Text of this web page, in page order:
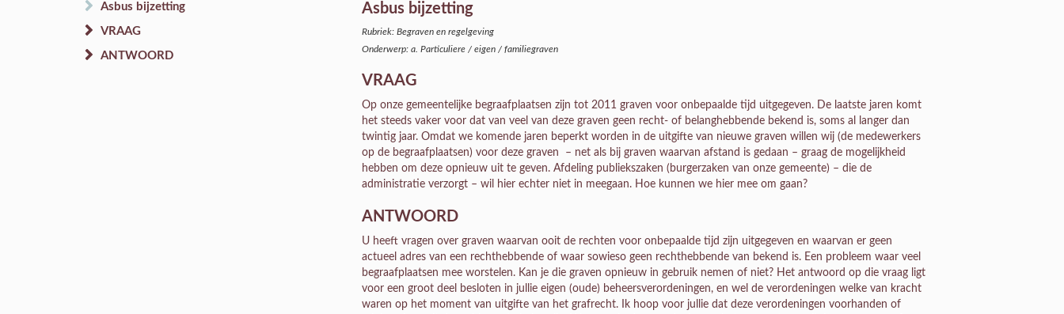
Asbus bijzetting
VRAAG
ANTWOORD
Asbus bijzetting
Rubriek: Begraven en regelgeving
Onderwerp: a. Particuliere / eigen / familiegraven
VRAAG
Op onze gemeentelijke begraafplaatsen zijn tot 2011 graven voor onbepaalde tijd uitgegeven. De laatste jaren komt
het steeds vaker voor dat van veel van deze graven geen recht- of belanghebbende bekend is, soms al langer dan
twintig jaar. Omdat we komende jaren beperkt worden in de uitgifte van nieuwe graven willen wij (de medewerkers
op de begraafplaatsen) voor deze graven – net als bij graven waarvan afstand is gedaan – graag de mogelijkheid
hebben om deze opnieuw uit te geven. Afdeling publiekszaken (burgerzaken van onze gemeente) – die de
administratie verzorgt – wil hier echter niet in meegaan. Hoe kunnen we hier mee om gaan?
ANTWOORD
U heeft vragen over graven waarvan ooit de rechten voor onbepaalde tijd zijn uitgegeven en waarvan er geen
actueel adres van een rechthebbende of waar sowieso geen rechthebbende van bekend is. Een probleem waar veel
begraafplaatsen mee worstelen. Kan je die graven opnieuw in gebruik nemen of niet? Het antwoord op die vraag ligt
voor een groot deel besloten in jullie eigen (oude) beheersverordeningen, en wel de verordeningen welke van kracht
waren op het moment van uitgifte van het grafrecht. Ik hoop voor jullie dat deze verordeningen voorhanden of